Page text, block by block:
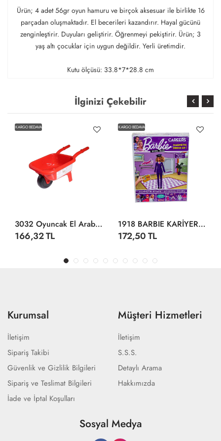
Ürün; 4 adet 56gr oyun hamuru ve birçok aksesuar ile birlikte 16
parçadan oluşmaktadır. El becerileri kazandırır. Hayal gücünü
zenginleştirir. Duyuları geliştirir. Öğrenmeyi pekiştirir. Ürün; 3
yaş altı çocuklar için uygun değildir. Yerli üretimdir.
Kutu ölçüsü: 33.8*7*28.8 cm
İlginizi Çekebilir
KARGO BEDAVA
3032 Oyuncak El Arabası -Dolu
166,32 TL
KARGO BEDAVA
1918 BARBIE KARİYER KIYAFET GİYDİRME
172,50 TL
Kurumsal
İletişim
Sipariş Takibi
Güvenlik ve Gizlilik Bilgileri
Sipariş ve Teslimat Bilgileri
İade ve İptal Koşulları
Müşteri Hizmetleri
İletişim
S.S.S.
Detaylı Arama
Hakkımızda
Sosyal Medya